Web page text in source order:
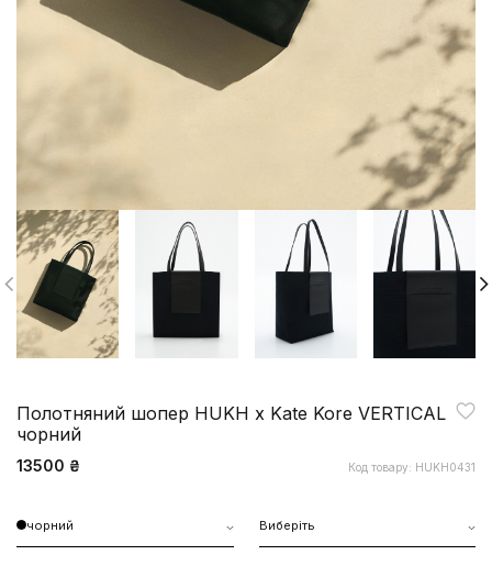
Полотняний шопер HUKH x Kate Kore VERTICAL
чорний
13500 ₴ Код товару: HUKH0431
чорний Виберіть